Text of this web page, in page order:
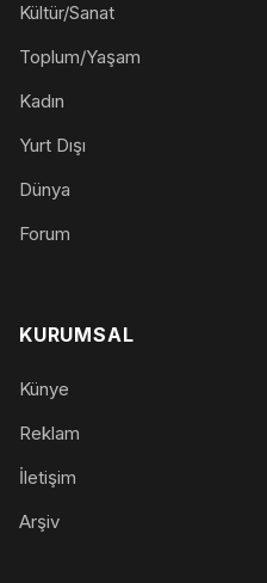
Kültür/Sanat
Toplum/Yaşam
Kadın
Yurt Dışı
Dünya
Forum
KURUMSAL
Künye
Reklam
İletişim
Arşiv